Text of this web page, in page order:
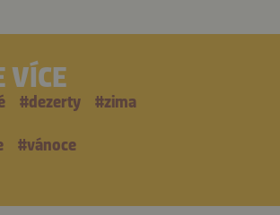
VÍCE
#dezerty #zima
#vánoce